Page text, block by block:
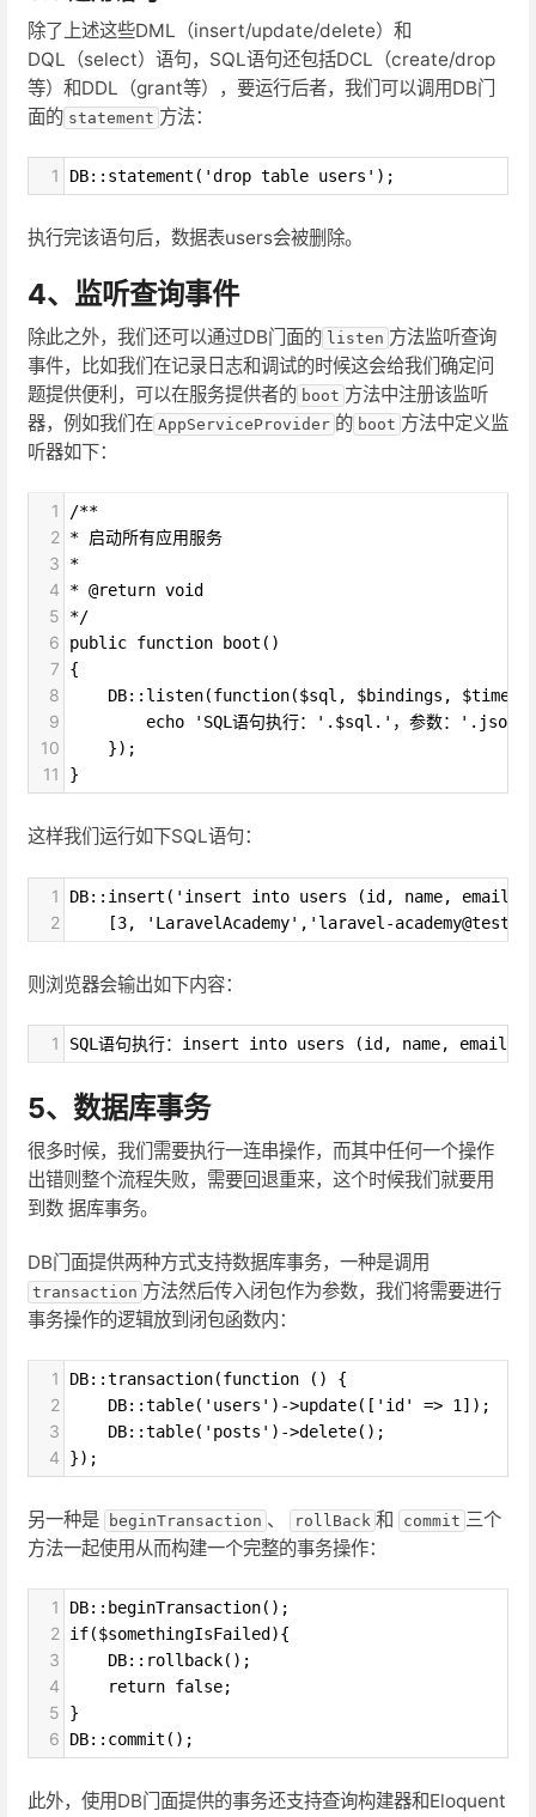
除了上述这些DML（insert/update/delete）和
DQL（select）语句，SQL语句还包括DCL（create/drop
等）和DDL（grant等），要运行后者，我们可以调用DB门
面的 statement 方法：
1 DB::statement('drop table users');
执行完该语句后，数据表users会被删除。
4、监听查询事件
除此之外，我们还可以通过DB门面的 listen 方法监听查询
事件，比如我们在记录日志和调试的时候这会给我们确定问
题提供便利，可以在服务提供者的 boot 方法中注册该监听
器，例如我们在 AppServiceProvider 的 boot 方法中定义监
听器如下：
1 /**
2 * 启动所有应用服务
3 *
4 * @return void
5 */
6 public function boot()
7 {
8
DB::listen(function($sql, $bindings, $time)
9
echo 'SQL语句执行：'.$sql.'，参数：
10
    });
11 }
这样我们运行如下SQL语句：
1 DB::insert('insert into users (id, name, email,
2
[3, 'LaravelAcademy','laravel-
则浏览器会输出如下内容：
1 SQL语句执行：insert into users (id, name, email,
5、数据库事务
很多时候，我们需要执行一连串操作，而其中任何一个操作
出错则整个流程失败，需要回退重来，这个时候我们就要用
到数 据库事务。
DB门面提供两种方式支持数据库事务，一种是调用
transaction 方法然后传入闭包作为参数，我们将需要进行
事务操作的逻辑放到闭包函数内：
1 DB::transaction(function () {
2
    DB::table('users')->update(['id' => 1]);
3
    DB::table('posts')->delete();
4 });
另一种是 beginTransaction 、 rollBack 和 commit 三个
方法一起使用从而构建一个完整的事务操作：
1 DB::beginTransaction();
2 if($somethingIsFailed){
3
    DB::rollback();
4
    return false;
5 }
6 DB::commit();
此外，使用DB门面提供的事务还支持查询构建器和Eloquent